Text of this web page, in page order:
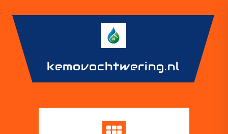
content
kemovochtwering.nl